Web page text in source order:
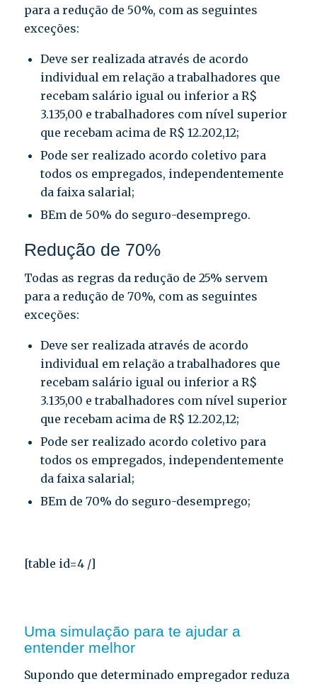
para a redução de 50%, com as seguintes
exceções:
Deve ser realizada através de acordo
individual em relação a trabalhadores que
recebam salário igual ou inferior a R$
3.135,00 e trabalhadores com nível superior
que recebam acima de R$ 12.202,12;
Pode ser realizado acordo coletivo para
todos os empregados, independentemente
da faixa salarial;
BEm de 50% do seguro-desemprego.
Redução de 70%
Todas as regras da redução de 25% servem
para a redução de 70%, com as seguintes
exceções:
Deve ser realizada através de acordo
individual em relação a trabalhadores que
recebam salário igual ou inferior a R$
3.135,00 e trabalhadores com nível superior
que recebam acima de R$ 12.202,12;
Pode ser realizado acordo coletivo para
todos os empregados, independentemente
da faixa salarial;
BEm de 70% do seguro-desemprego;
[table id=4 /]
Uma simulação para te ajudar a
entender melhor
Supondo que determinado empregador reduza